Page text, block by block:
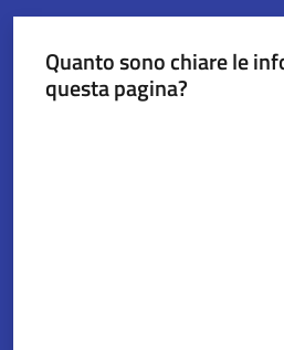
Servizi
Menu selezionato
Quanto sono chiare le
questa pagina?